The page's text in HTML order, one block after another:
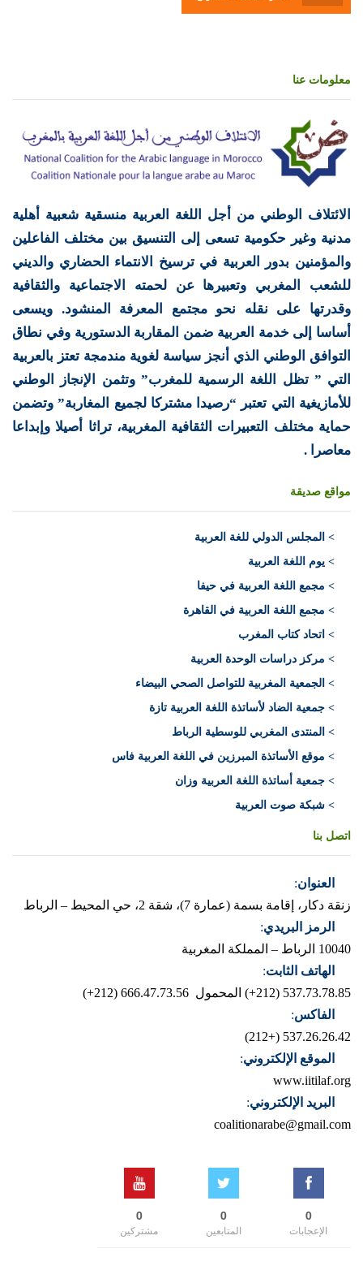
معلومات عنا
الائتلاف الوطني من أجل اللغة العربية منسقية شعبية أهلية
مدنية وغير حكومية تسعى إلى التنسيق بين مختلف الفاعلين
والمؤمنين بدور العربية في ترسيخ الانتماء الحضاري والديني
للشعب المغربي وتعبيرها عن لحمته الاجتماعية والثقافية
وقدرتها على نقله نحو مجتمع المعرفة المنشود. ويسعى
أساسا إلى خدمة العربية ضمن المقاربة الدستورية وفي نطاق
التوافق الوطني الذي أنجز سياسة لغوية مندمجة تعتز بالعربية
التي ” تظل اللغة الرسمية للمغرب” وتثمن الإنجاز الوطني
للأمازيغية التي تعتبر “رصيدا مشتركا لجميع المغاربة” وتضمن
حماية مختلف التعبيرات الثقافية المغربية، تراثا أصيلا وإبداعا
معاصرا .
مواقع صديقة
> المجلس الدولي للغة العربية
> يوم اللغة العربية
> مجمع اللغة العربية في حيفا
> مجمع اللغة العربية في القاهرة
> اتحاد كتاب المغرب
> مركز دراسات الوحدة العربية
> الجمعية المغربية للتواصل الصحي البيضاء
> جمعية الضاد لأساتذة اللغة العربية تازة
> المنتدى المغربي للوسطية الرباط
> موقع الأساتذة المبرزين في اللغة العربية فاس
> جمعية أساتذة اللغة العربية وزان
> شبكة صوت العربية
اتصل بنا
العنوان:
زنقة دكار، إقامة بسمة (عمارة 7)، شقة 2، حي المحيط – الرباط
الرمز البريدي:
10040 الرباط – المملكة المغربية
الهاتف الثابت:
537.73.78.85 (212+)
المحمول 666.47.73.56 (212+)
الفاكس:
537.26.26.42 (+212)
الموقع الإلكتروني:
www.iitilaf.org
البريد الإلكتروني:
coalitionarabe@gmail.com
0
الإعجابات
0
المتابعين
0
مشتركين